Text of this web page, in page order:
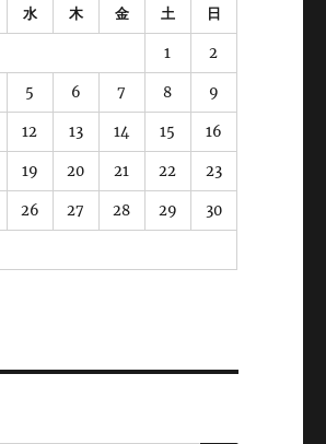
水 木 金 土 日
1 2
5 6 7 8 9
12 13 14 15 16
19 20 21 22 23
26 27 28 29 30